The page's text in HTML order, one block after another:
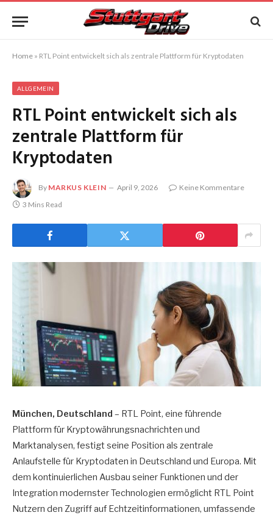
Home » RTL Point entwickelt sich als zentrale Plattform für Kryptodaten
ALLGEMEIN
RTL Point entwickelt sich als
zentrale Plattform für
Kryptodaten
By MARKUS KLEIN April 9, 2026
Keine Kommentare
3 Mins Read
München, Deutschland – RTL Point, eine führende
Plattform für Kryptowährungsnachrichten und
Marktanalysen, festigt seine Position als zentrale
Anlaufstelle für Kryptodaten in Deutschland und Europa. Mit
dem kontinuierlichen Ausbau seiner Funktionen und der
Integration modernster Technologien ermöglicht RTL Point
Nutzern den Zugriff auf Echtzeitinformationen, umfassende